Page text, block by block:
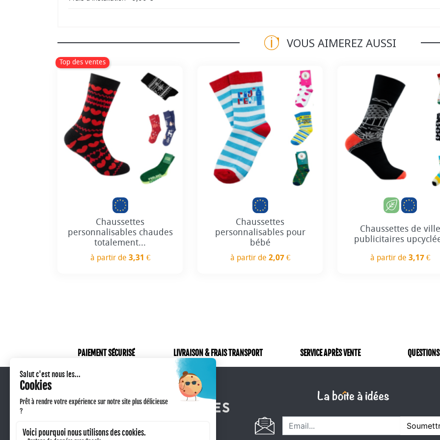
VOUS AIMEREZ AUSSI
Top des ventes
Personnalisation incluse
Chaussettes
personnalisables chaudes
totalement...
à partir de 3,31 €
Personnalisation incluse
Chaussettes
personnalisables pour
bébé
à partir de 2,07 €
Personnalisation
Chaussettes de ville
publicitaires
à partir de 3,17 €
PAIEMENT SÉCURISÉ LIVRAISON & FRAIS TRANSPORT SERVICE APRÈS VENTE
Qui sommes-nous ?